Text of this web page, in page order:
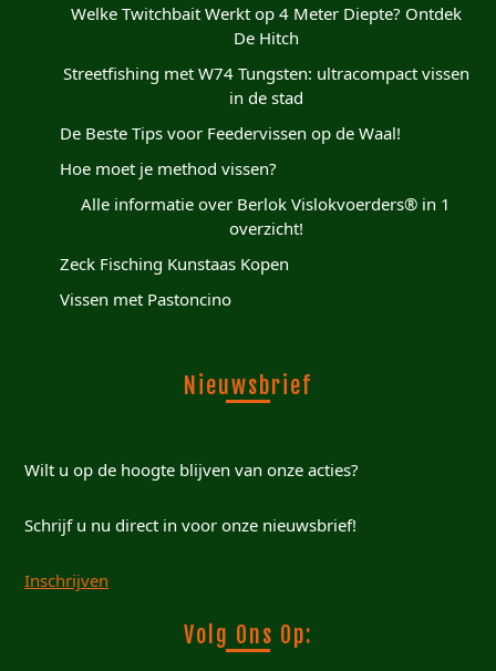
Welke Twitchbait Werkt op 4 Meter Diepte? Ontdek
De Hitch
Streetfishing met W74 Tungsten: ultracompact vissen
in de stad
De Beste Tips voor Feedervissen op de Waal!
Hoe moet je method vissen?
Alle informatie over Berlok Vislokvoerders® in 1
overzicht!
Zeck Fisching Kunstaas Kopen
Vissen met Pastoncino
Nieuwsbrief
Wilt u op de hoogte blijven van onze acties?
Schrijf u nu direct in voor onze nieuwsbrief!
Inschrijven
Volg Ons Op: